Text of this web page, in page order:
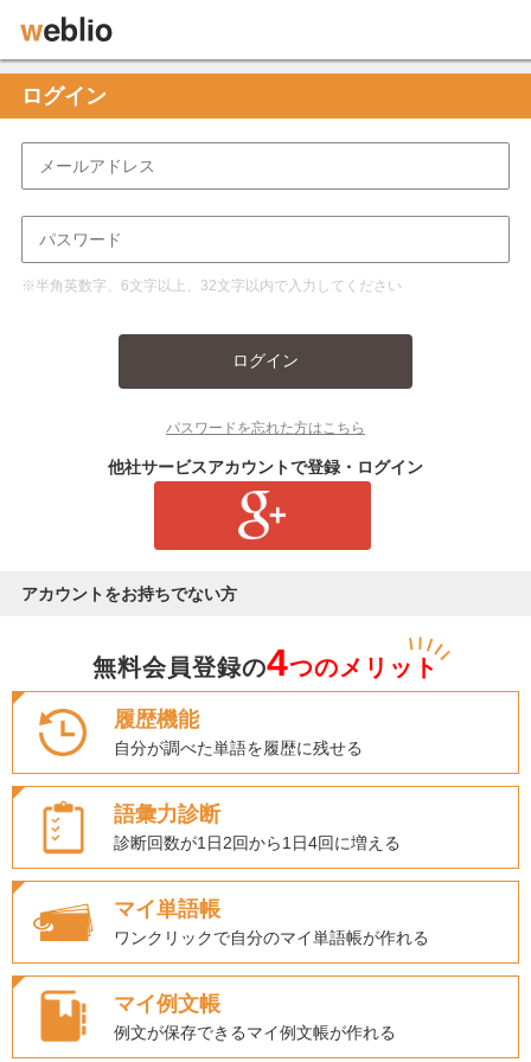
ログイン
※半角英数字、6文字以上、32文字以内で入力してください
ログイン
パスワードを忘れた方はこちら
他社サービスアカウントで登録・ログイン
アカウントをお持ちでない方
無料会員登録の4つのメリット
履歴機能
自分が調べた単語を履歴に残せる
語彙力診断
診断回数が1日2回から1日4回に増える
マイ単語帳
ワンクリックで自分のマイ単語帳が作れる
マイ例文帳
例文が保存できるマイ例文帳が作れる